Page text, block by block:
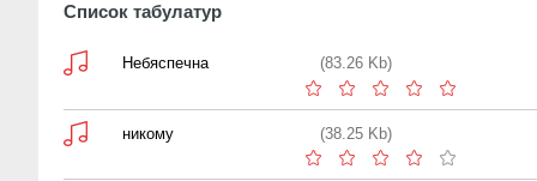
Список табулатур
Небяспечна (83.26 Kb)
никому (38.25 Kb)